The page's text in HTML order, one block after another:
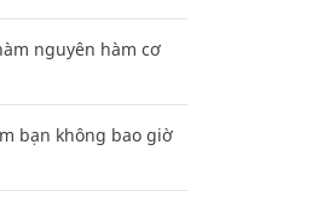
nguyên hàm cơ
bạn không bao giờ